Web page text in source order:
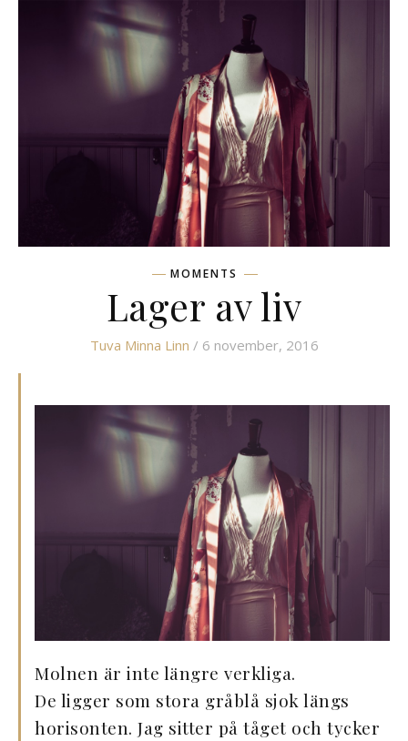
MOMENTS
Lager av liv
Tuva Minna Linn / 6 november, 2016
Molnen är inte längre verkliga.
De ligger som stora gråblå sjok längs
horisonten. Jag sitter på tåget och tycker